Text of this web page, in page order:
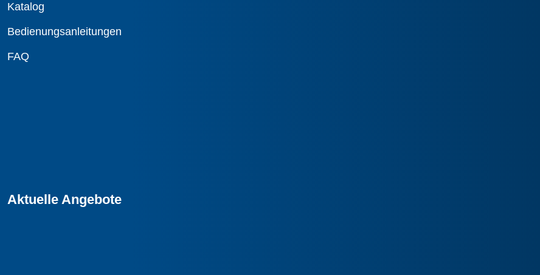
Katalog
Bedienungsanleitungen
FAQ
Aktuelle Angebote